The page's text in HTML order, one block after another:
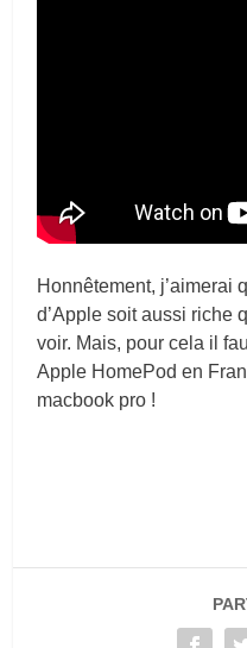
Honnêtement, j’aimerai
d’Apple soit aussi riche
voir. Mais, pour cela il
Apple HomePod en
macbook pro !